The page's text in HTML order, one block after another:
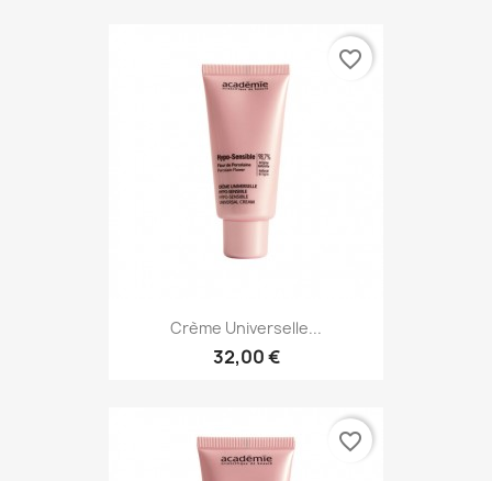
Crème Universelle...
32,00 €
favorite_border
favorite_border